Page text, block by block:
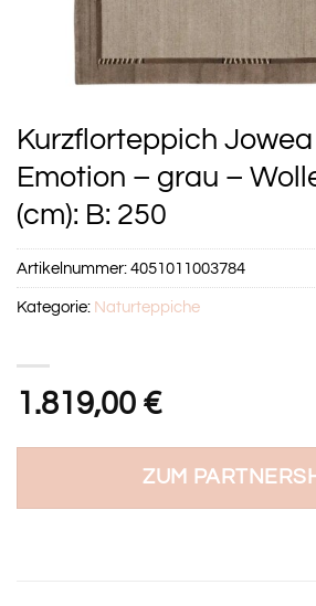
Kurzflorteppich
Emotion – grau –
(cm): B: 250
1.819,00 €
ZUM
Artikelnummer:4051011003784
Kategorie: Naturteppiche